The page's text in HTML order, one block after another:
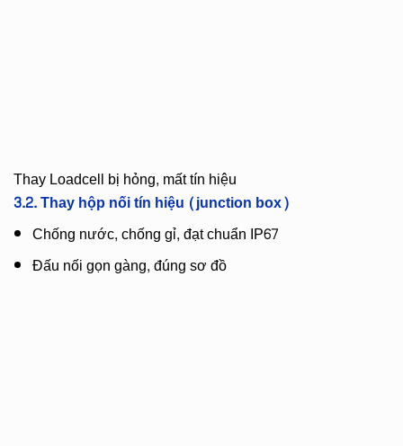
Thay Loadcell bị hỏng, mất tín hiệu
3.2. Thayhộp nối tín hiệu (junction box)
Chống nước, chống gỉ, đạt chuẩn IP67
Đấu nối gọn gàng, đúng sơ đồ